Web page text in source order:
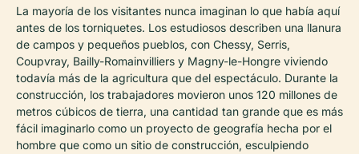
La mayoría de los visitantes nunca imaginan lo que había aquí
antes de los torniquetes. Los estudiosos describen una llanura
de campos y pequeños pueblos, con Chessy, Serris,
Coupvray, Bailly-Romainvilliers y Magny-le-Hongre viviendo
todavía más de la agricultura que del espectáculo. Durante la
construcción, los trabajadores movieron unos 120 millones de
metros cúbicos de tierra, una cantidad tan grande que es más
fácil imaginarlo como un proyecto de geografía hecha por el
hombre que como un sitio de construcción, esculpiendo